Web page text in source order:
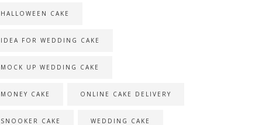
HALLOWEEN CAKE
IDEA FOR WEDDING CAKE
MOCK UP WEDDING CAKE
MONEY CAKE ONLINE CAKE DELIVERY
SNOOKER CAKE WEDDING CAKE